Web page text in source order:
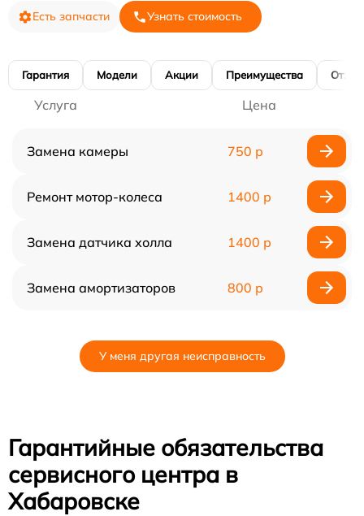
Есть запчасти Узнать стоимость
Гарантия Модели Акции Преимущества
Услуга Цена
Замена камеры 750 р
Ремонт мотор-колеса 1400 р
Замена датчика холла 1400 р
Замена амортизаторов 800 р
У меня другая неисправность
Гарантийные обязательства
сервисного центра в
Хабаровске